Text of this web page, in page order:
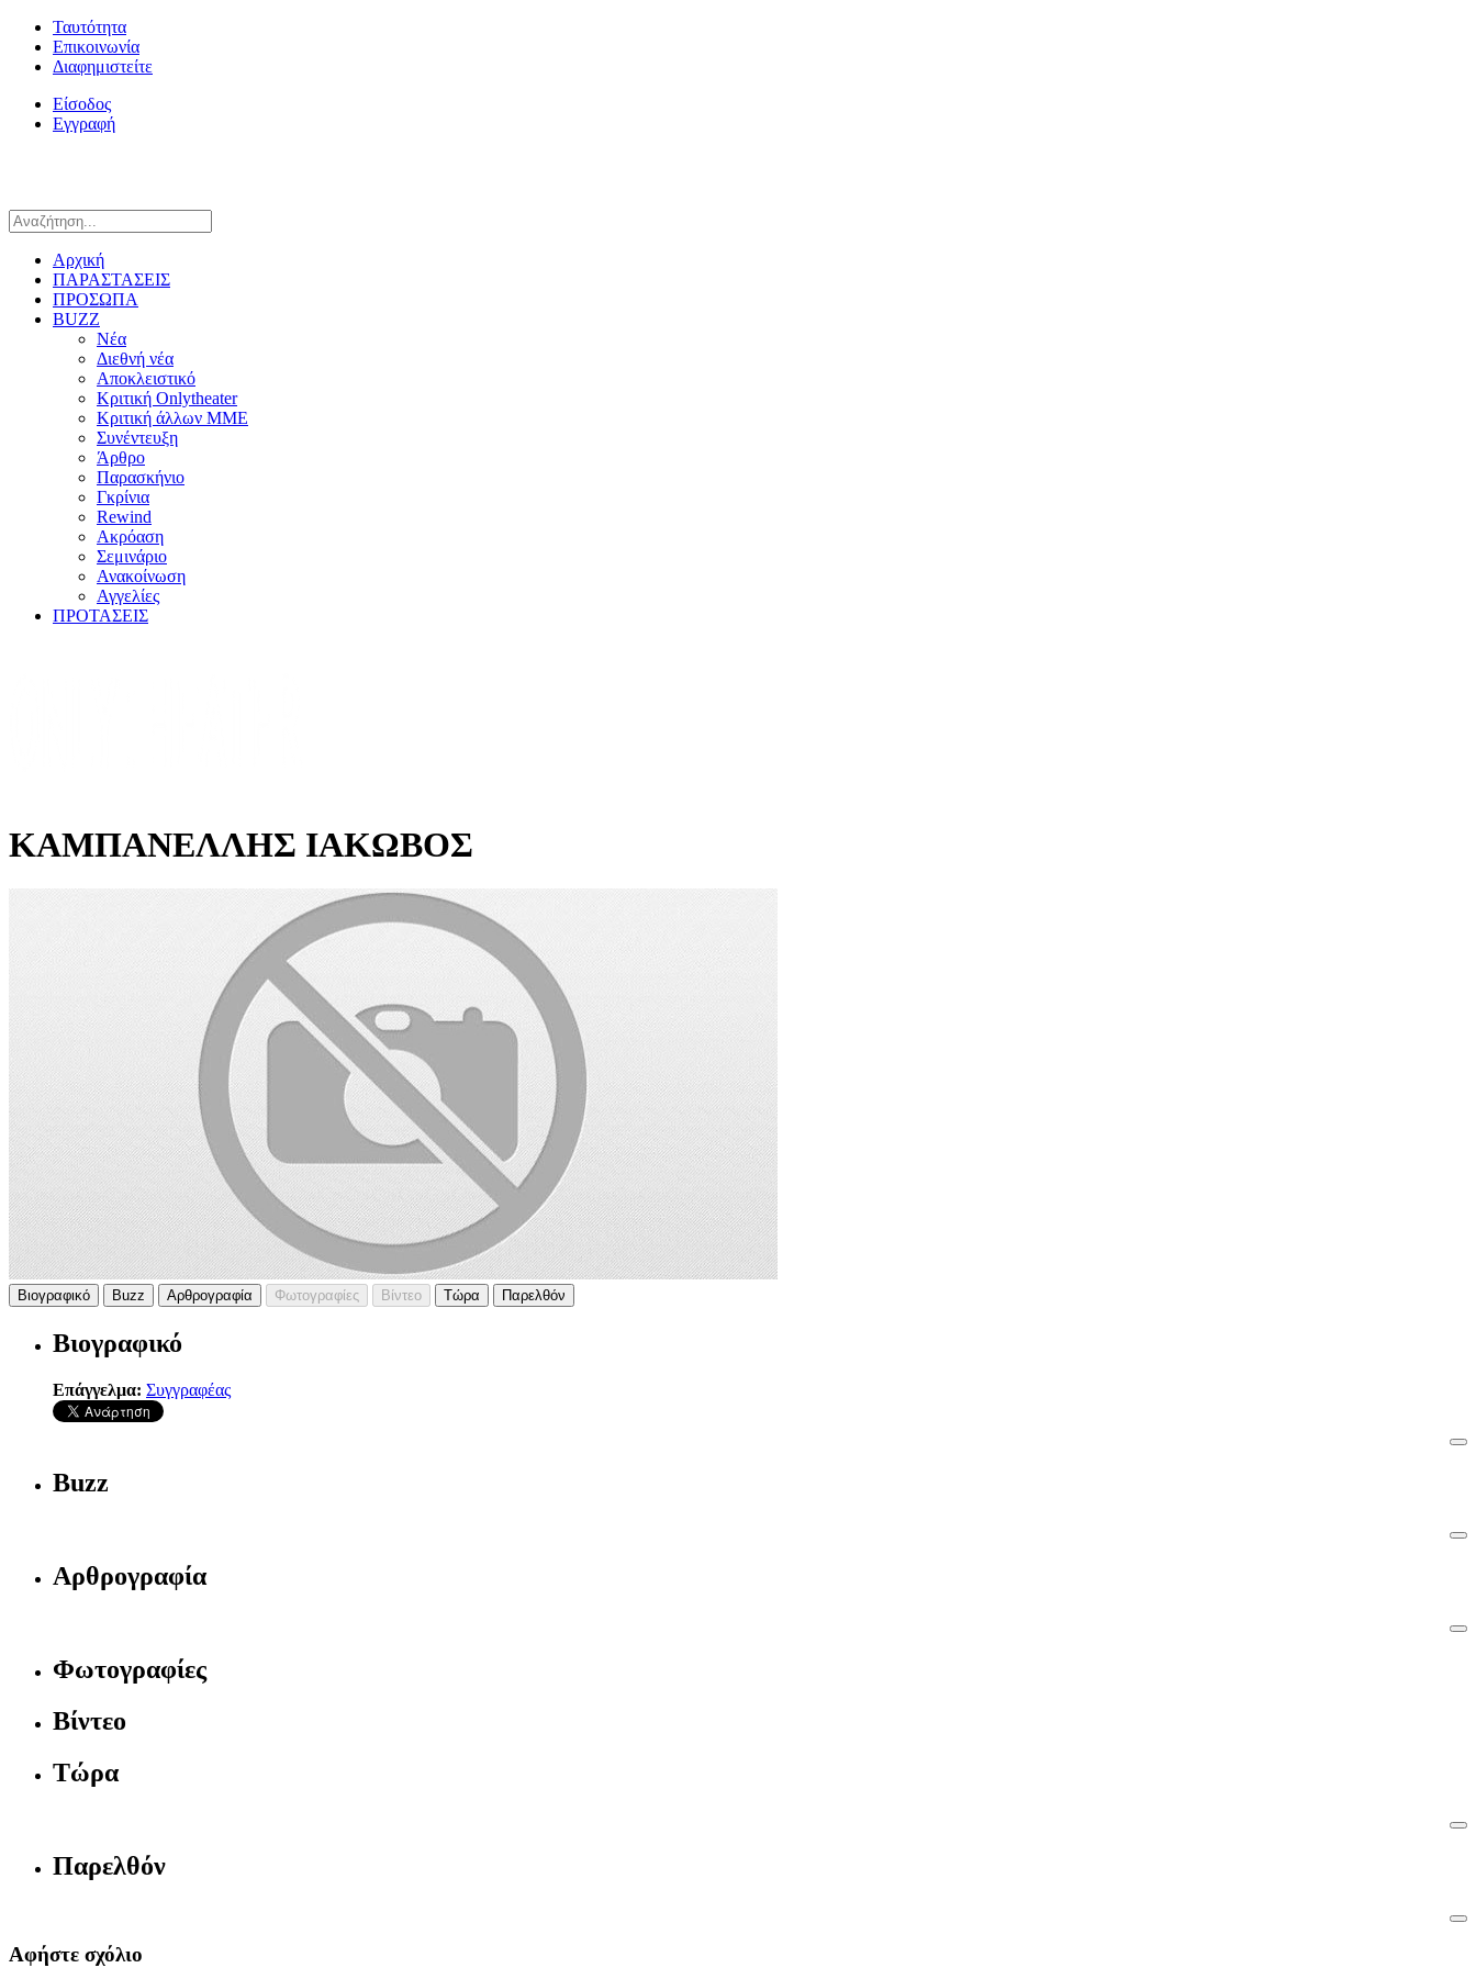
Ταυτότητα
Επικοινωνία
Διαφημιστείτε
Είσοδος
Εγγραφή
Αρχική
ΠΑΡΑΣΤΑΣΕΙΣ
ΠΡΟΣΩΠΑ
BUZZ
Νέα
Διεθνή νέα
Αποκλειστικό
Κριτική Onlytheater
Κριτική άλλων ΜΜΕ
Συνέντευξη
Άρθρο
Παρασκήνιο
Γκρίνια
Rewind
Ακρόαση
Σεμινάριο
Ανακοίνωση
Αγγελίες
ΠΡΟΤΑΣΕΙΣ
ΚΑΜΠΑΝΕΛΛΗΣ ΙΑΚΩΒΟΣ
Βιογραφικό Buzz Αρθρογραφία Φωτογραφίες Βίντεο Τώρα Παρελθόν
Βιογραφικό
Επάγγελμα: Συγγραφέας
Buzz
Αρθρογραφία
Φωτογραφίες
Βίντεο
Τώρα
Παρελθόν
Αφήστε σχόλιο